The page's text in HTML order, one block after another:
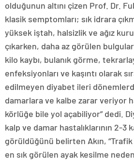
olduğunun altını çizen Prof. Dr.
klasik semptomları; sık idrara
yüksek iştah, halsizlik ve ağız
çıkarken, daha az görülen
kilo kaybı, bulanık görme,
enfeksiyonları ve kaşıntı olarak
edilmeyen diyabet ileri
damarlara ve kalbe zarar veriyor
körlüğe bile yol açabiliyor” dedi.
kalp ve damar hastalıklarının 2-3
görüldüğünü belirten Akın,
en sık görülen ayak kesilme